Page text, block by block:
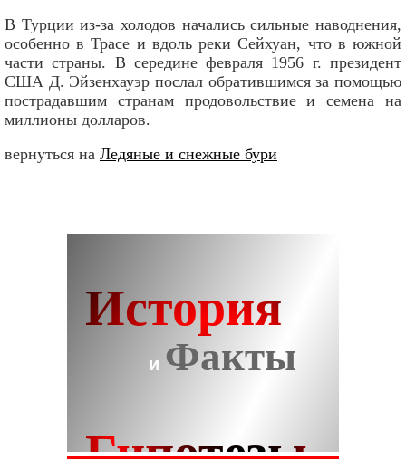
В Турции из-за холодов начались сильные наводнения,
особенно в Трасе и вдоль реки Сейхуан, что в южной
части страны. В середине февраля 1956 г. президент
США Д. Эйзенхауэр послал обратившимся за помощью
пострадавшим странам продовольствие и семена на
миллионы долларов.
вернуться на Ледяные и снежные бури